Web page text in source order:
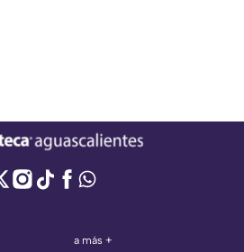
a más +